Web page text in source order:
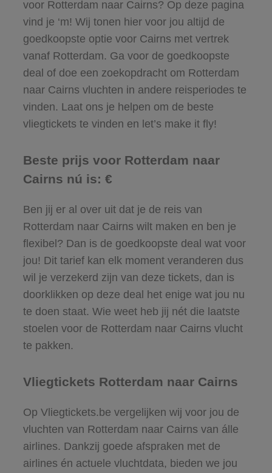
voor Rotterdam naar Cairns? Op deze pagina
vind je ‘m! Wij tonen hier voor jou altijd de
goedkoopste optie voor Cairns met vertrek
vanaf Rotterdam. Ga voor de goedkoopste
deal of doe een zoekopdracht om Rotterdam
naar Cairns vluchten in andere reisperiodes te
vinden. Laat ons je helpen om de beste
vliegtickets te vinden en let’s make it fly!
Beste prijs voor Rotterdam naar
Cairns nú is: €
Ben jij er al over uit dat je de reis van
Rotterdam naar Cairns wilt maken en ben je
flexibel? Dan is de goedkoopste deal wat voor
jou! Dit tarief kan elk moment veranderen dus
wil je verzekerd zijn van deze tickets, dan is
doorklikken op deze deal het enige wat jou nu
te doen staat. Wie weet heb jij nét die laatste
stoelen voor de Rotterdam naar Cairns vlucht
te pakken.
Vliegtickets Rotterdam naar Cairns
Op Vliegtickets.be vergelijken wij voor jou de
vluchten van Rotterdam naar Cairns van álle
airlines. Dankzij goede afspraken met de
airlines én actuele vluchtdata, bieden we jou